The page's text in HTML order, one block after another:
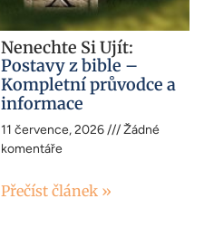
Nenechte Si Ujít:
Postavy z bible –
Kompletní průvodce a
informace
11 července, 2026
Žádné
komentáře
Přečíst článek »